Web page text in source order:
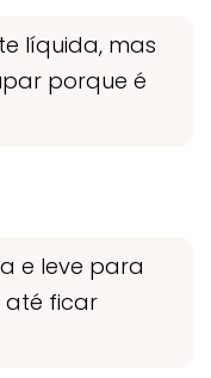
líquida, mas
porque é
e leve para
até ficar